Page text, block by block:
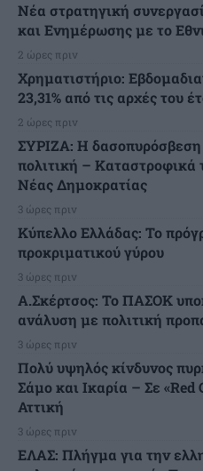
Νέα στρατηγική
και Ενημέρωσης με το
2 ώρες πριν
Χρηματιστήριο:
23,31% από τις αρχές του
2 ώρες πριν
ΣΥΡΙΖΑ: Η δασοπυρόσβεση
πολιτική – Καταστροφικά
Νέας Δημοκρατίας
3 ώρες πριν
Κύπελλο Ελλάδας: Το
προκριματικού γύρου
3 ώρες πριν
Α.Σκέρτσος: Το ΠΑΣΟΚ
ανάλυση με πολιτική
3 ώρες πριν
Πολύ υψηλός κίνδυνος
Σάμο και Ικαρία – Σε «Red
Αττική
3 ώρες πριν
ΕΛΑΣ: Πλήγμα για την